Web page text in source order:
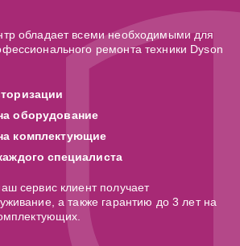
обладает всеми необходимыми для
ремонта техники Dyson
оборудование
комплектующие
специалиста
сервис клиент получает
а также гарантию до 3 лет на